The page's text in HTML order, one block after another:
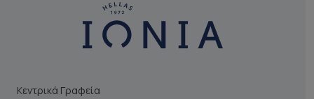
Κεντρικά Γραφεία